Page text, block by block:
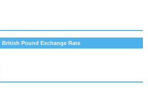
British Pound Exchange Rate